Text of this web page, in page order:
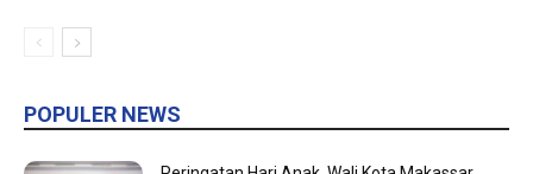
POPULER NEWS